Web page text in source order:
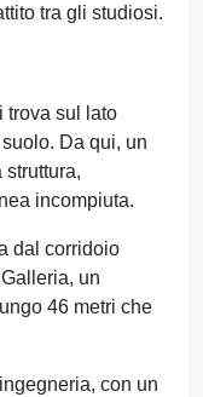
tra gli studiosi.
trova sul lato
Da qui, un
incompiuta.
dal corridoio
un
46 metri che
con un